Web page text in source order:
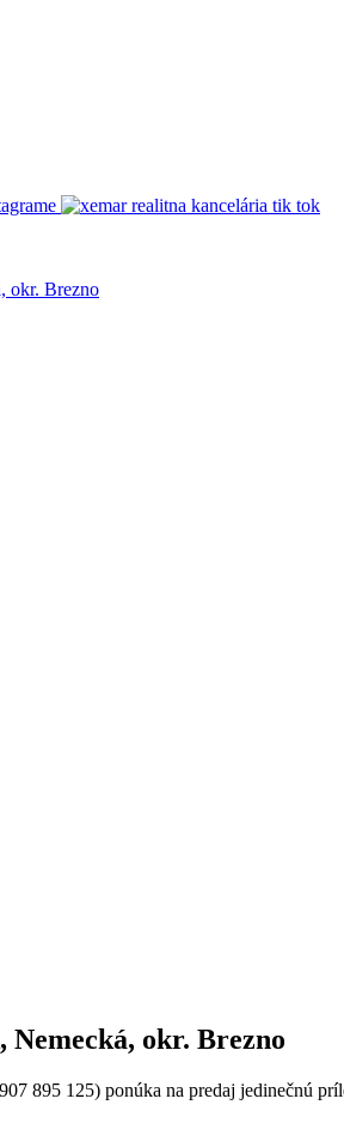
okr. Brezno
Nemecká, okr. Brezno
895 125) ponúka na predaj jedinečnú